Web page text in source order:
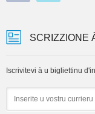
SCRIZZIONE
Iscrivitevi à u bigliettinu